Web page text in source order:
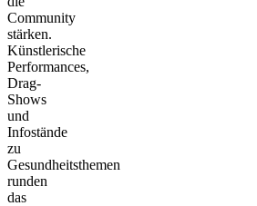
Community
stärken.
Künstlerische
Performances,
Drag-
Shows
und
Infostände
zu
Gesundheitsthemen
runden
das